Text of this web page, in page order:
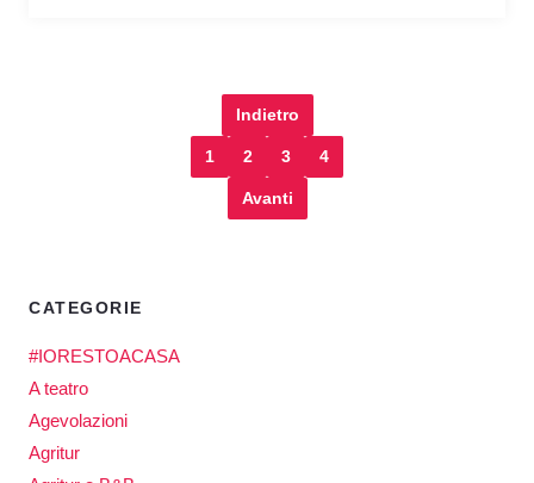
Indietro
1 2 3 4
Avanti
CATEGORIE
#IORESTOACASA
A teatro
Agevolazioni
Agritur